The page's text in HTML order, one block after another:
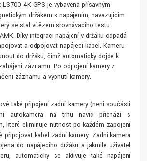
LS700 4K GPS je vybavena přísavným
držákem s napájením, navazujícím
se stal vítězem srovnávacího testu
Díky integraci napájení v držáku odpadá
a odpojovat napájecí kabel. Kameru
do držáku, čímž automaticky dojde k
záznamu. Po odpojení kamery z
záznamu a vypnutí kamery.
také připojení zadní kamery (není součástí
autokamera na trhu navíc přichází s
které eliminuje nutnost po každém zapojení
připojovat kabel zadní kamery. Zadní kamera
do napájecího držáku a jakmile uživatel
automaticky se aktivuje také napájení